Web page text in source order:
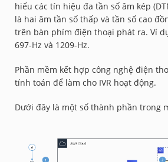
hiểu các tín hiệu đa tần số âm kép
là hai âm tần số thấp và tần số cao
trên bàn phím điện thoại phát ra. Ví
697-Hz và 1209-Hz.
Phần mềm kết hợp công nghệ điện
tính toán để làm cho IVR hoạt động.
Dưới đây là một số thành phần trong